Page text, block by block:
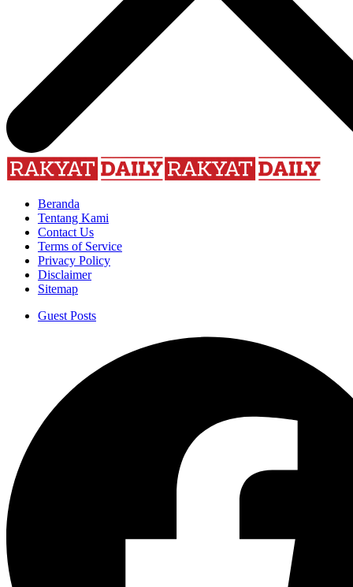
Beranda
Tentang Kami
Contact Us
Terms of Service
Privacy Policy
Disclaimer
Sitemap
Guest Posts